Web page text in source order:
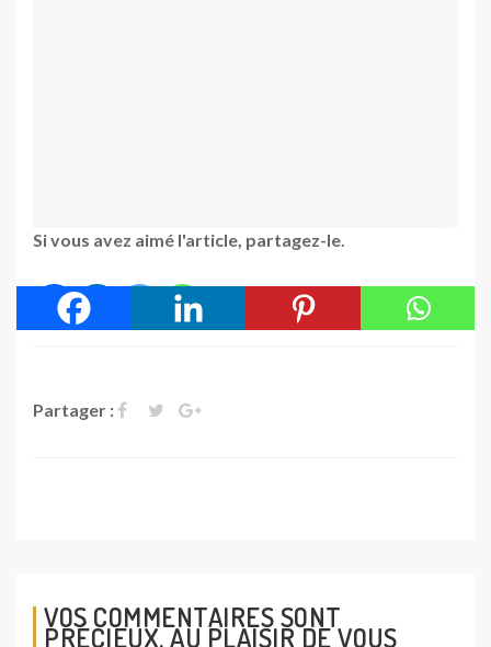
Si vous avez aimé l'article, partagez-le.
Partager :
VOS COMMENTAIRES SONT
PRÉCIEUX. AU PLAISIR DE VOUS